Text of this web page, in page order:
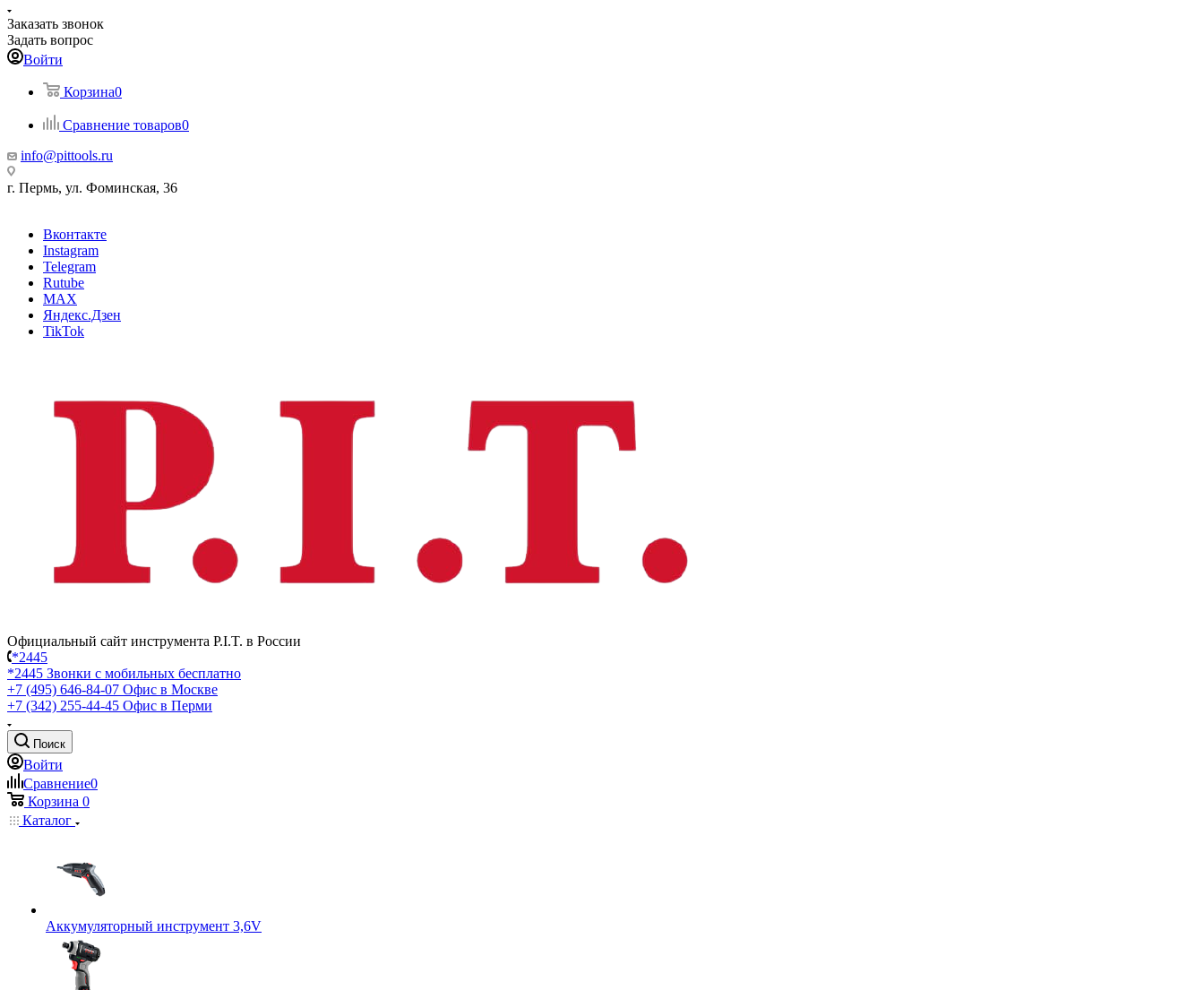
Заказать звонок
Задать вопрос
Войти
Корзина0
Сравнение товаров0
info@pittools.ru
г. Пермь, ул. Фоминская, 36
Вконтакте
Instagram
Telegram
Rutube
MAX
Яндекс.Дзен
TikTok
Официальный сайт инструмента P.I.T. в России
*2445
*2445 Звонки с мобильных бесплатно
+7 (495) 646-84-07 Офис в Москве
+7 (342) 255-44-45 Офис в Перми
Поиск
Войти
Сравнение0
Корзина 0
Каталог
Аккумуляторный инструмент 3,6V